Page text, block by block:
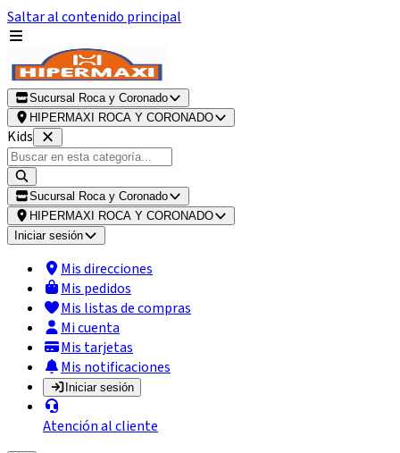
Saltar al contenido principal
Sucursal Roca y Coronado
HIPERMAXI ROCA Y CORONADO
Kids
Sucursal Roca y Coronado
HIPERMAXI ROCA Y CORONADO
Iniciar sesión
Mis direcciones
Mis pedidos
Mis listas de compras
Mi cuenta
Mis tarjetas
Mis notificaciones
Iniciar sesión
Atención al cliente